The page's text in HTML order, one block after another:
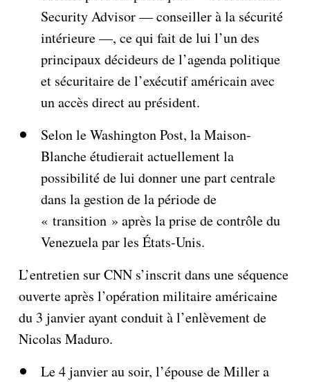
Security Advisor — conseiller à la sécurité
intérieure —, ce qui fait de lui l’un des
principaux décideurs de l’agenda politique
et sécuritaire de l’exécutif américain avec
un accès direct au président.
Selon le Washington Post, la Maison-
Blanche étudierait actuellement la
possibilité de lui donner une part centrale
dans la gestion de la période de
« transition » après la prise de contrôle du
Venezuela par les États-Unis.
L’entretien sur CNN s’inscrit dans une séquence
ouverte après l’opération militaire américaine
du 3 janvier ayant conduit à l’enlèvement de
Nicolas Maduro.
Le 4 janvier au soir, l’épouse de Miller a